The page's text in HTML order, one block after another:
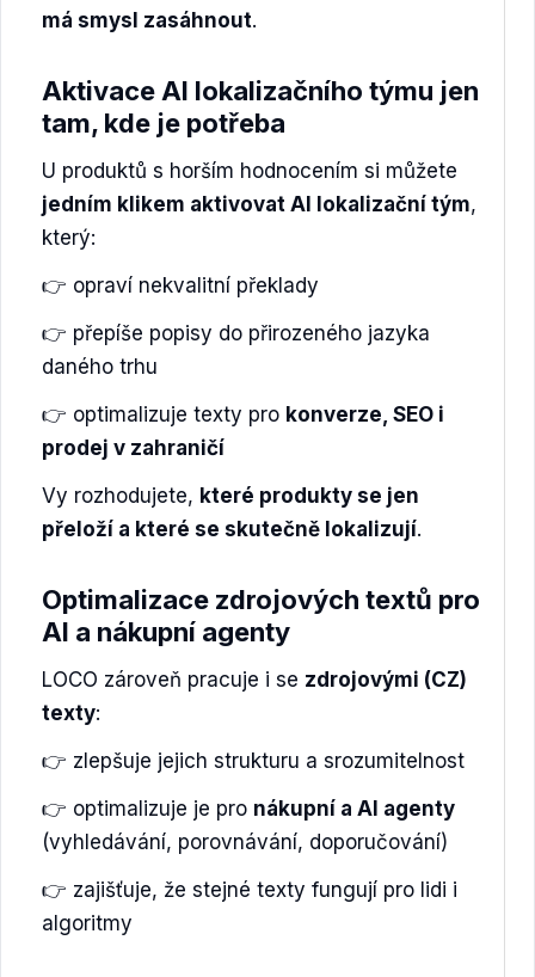
má smysl zasáhnout.
Aktivace AI lokalizačního týmu jen
tam, kde je potřeba
U produktů s horším hodnocením si můžete
jedním klikem aktivovat AI lokalizační tým,
který:
👉 opraví nekvalitní překlady
👉 přepíše popisy do přirozeného jazyka
daného trhu
👉 optimalizuje texty pro konverze, SEO i
prodej v zahraničí
Vy rozhodujete, které produkty se jen
přeloží a které se skutečně lokalizují.
Optimalizace zdrojových textů pro
AI a nákupní agenty
LOCO zároveň pracuje i se zdrojovými (CZ)
texty:
👉 zlepšuje jejich strukturu a srozumitelnost
👉 optimalizuje je pro nákupní a AI agenty
(vyhledávání, porovnávání, doporučování)
👉 zajišťuje, že stejné texty fungují pro lidi i
algoritmy